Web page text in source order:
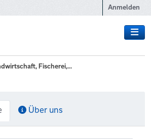
Anmelden
Fischerei,...
Über uns